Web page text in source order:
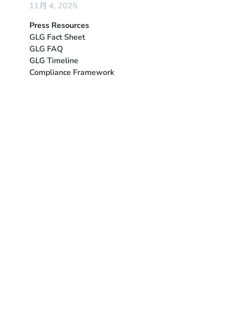
11月 4, 2025
Press Resources
GLG Fact Sheet
GLG FAQ
GLG Timeline
Compliance Framework